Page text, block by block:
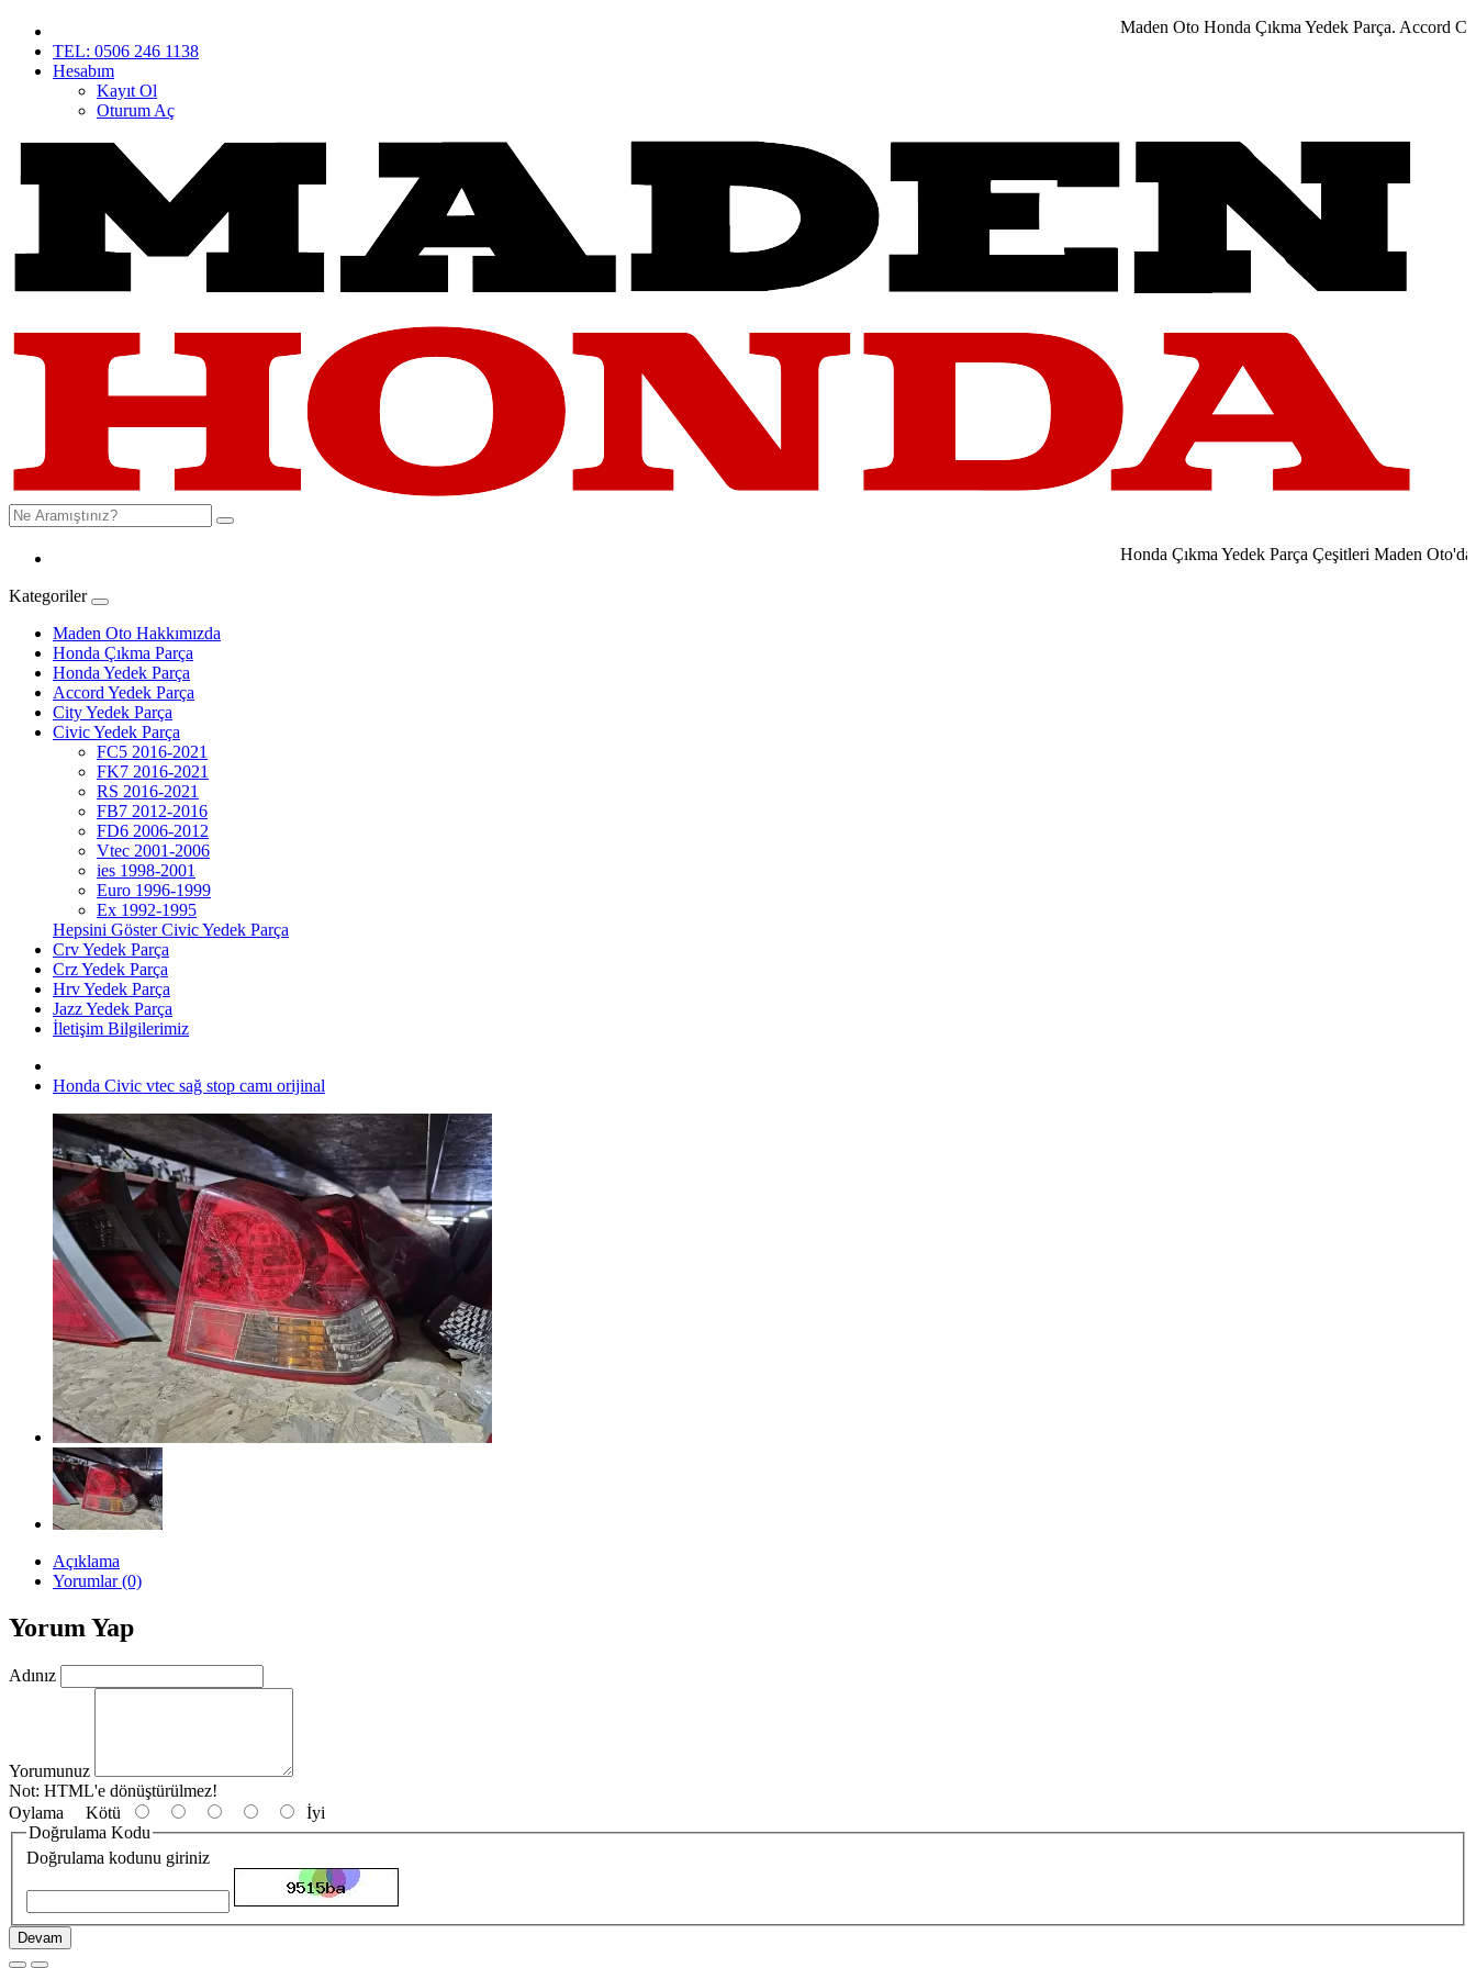
Maden Oto Honda Çıkma Yedek Parça. Accord City
TEL: 0506 246 1138
Hesabım
Kayıt Ol
Oturum Aç
Honda Çıkma Yedek Parça Çeşitleri Maden Oto'da
Kategoriler
Maden Oto Hakkımızda
Honda Çıkma Parça
Honda Yedek Parça
Accord Yedek Parça
City Yedek Parça
Civic Yedek Parça
FC5 2016-2021
FK7 2016-2021
RS 2016-2021
FB7 2012-2016
FD6 2006-2012
Vtec 2001-2006
ies 1998-2001
Euro 1996-1999
Ex 1992-1995
Hepsini Göster Civic Yedek Parça
Crv Yedek Parça
Crz Yedek Parça
Hrv Yedek Parça
Jazz Yedek Parça
İletişim Bilgilerimiz
Honda Civic vtec sağ stop camı orijinal
Açıklama
Yorumlar (0)
Yorum Yap
Adınız
Yorumunuz
Not: HTML'e dönüştürülmez!
Oylama Kötü
İyi
Doğrulama Kodu
Doğrulama kodunu giriniz
Devam